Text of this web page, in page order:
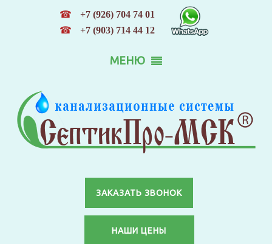
☎ +7 (926) 704 74 01
☎ +7 (903) 714 44 12
МЕНЮ
ЗАКАЗАТЬ ЗВОНОК
НАШИ ЦЕНЫ